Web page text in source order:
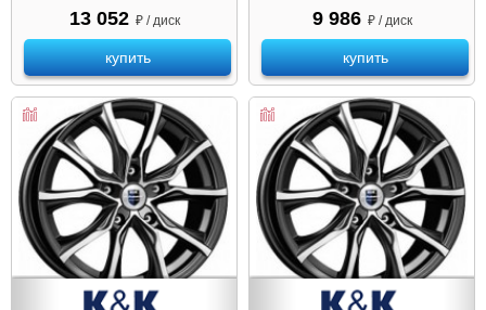
13 052 ₽ / диск
купить
9 986 ₽ / диск
купить